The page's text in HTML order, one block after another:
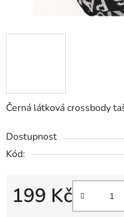
Černá látková crossbody
Dostupnost
Kód:
199 Kč